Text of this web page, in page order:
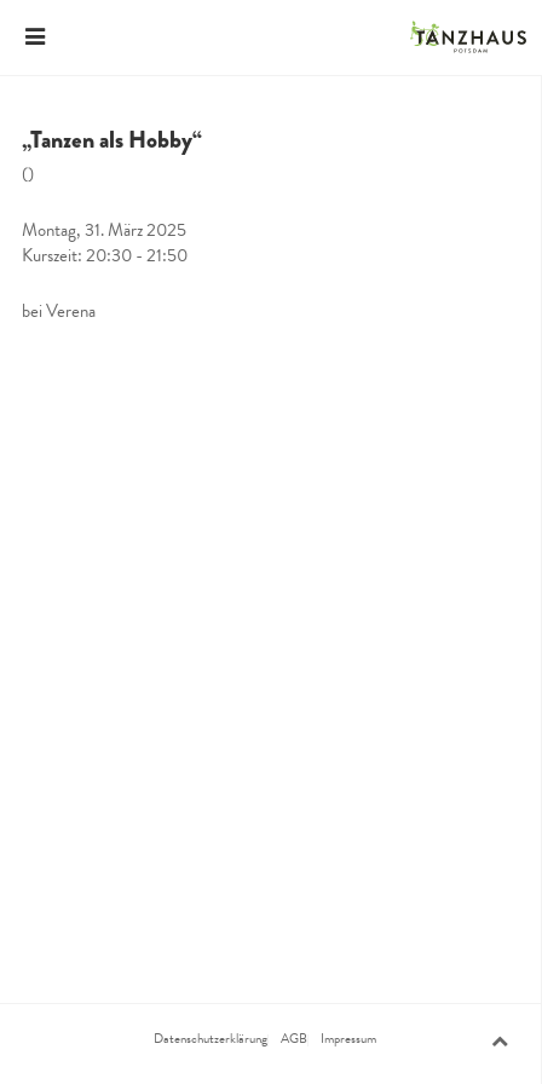
„Tanzen als Hobby“
()
Montag, 31. März 2025
Kurszeit: 20:30 - 21:50
bei Verena
Datenschutzerklärung AGB Impressum